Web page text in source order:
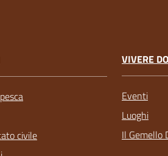
civile
VIVERE
Eventi
Luoghi
Il Gemello